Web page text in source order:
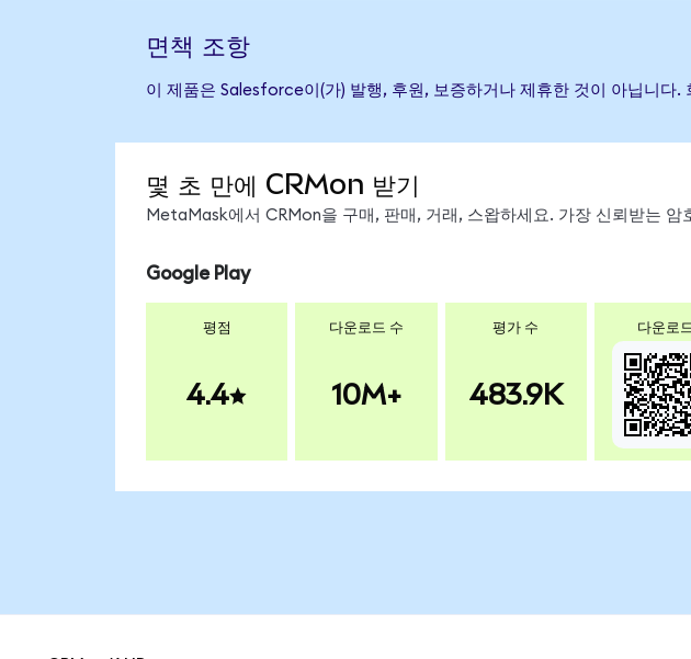
면책 조항
이 제품은 Salesforce이(가) 발행, 후원, 보증하거나 제휴한 것이 아닙니다
몇 초 만에 CRMon 받기
MetaMask에서 CRMon을 구매, 판매, 거래, 스왑하세요. 가장 신뢰받는 암
Google Play
평점
4.4
다운로드 수
10M+
평가 수
483.9K
다운로